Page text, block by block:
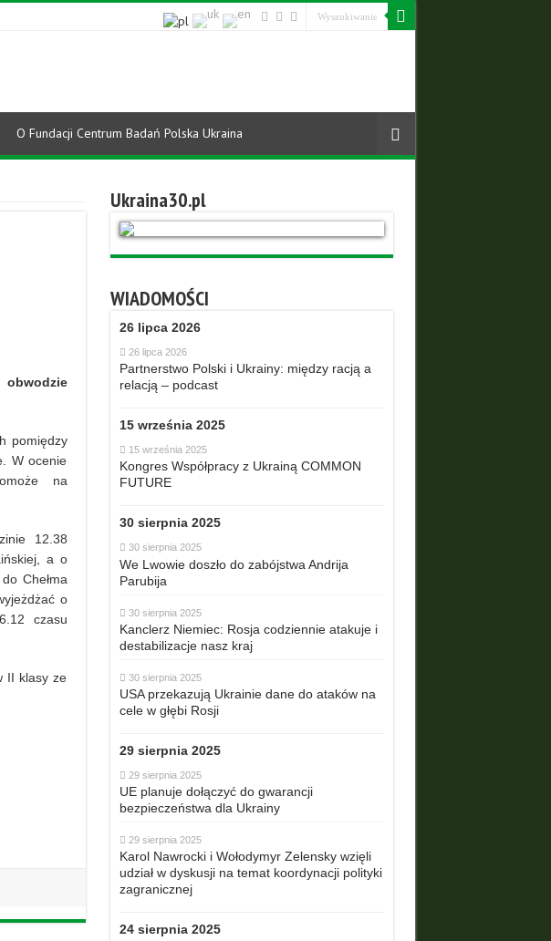
O Fundacji Centrum Badań Polska Ukraina
obwodzie
pomiędzy
W ocenie
na
12.38
a o
Chełma
o
czasu
II klasy ze
Ukraina30.pl
WIADOMOŚCI
26 lipca 2026
26 lipca 2026
Partnerstwo Polski i Ukrainy: między racją a
relacją – podcast
15 września 2025
15 września 2025
Kongres Współpracy z Ukrainą COMMON
FUTURE
30 sierpnia 2025
30 sierpnia 2025
We Lwowie doszło do zabójstwa Andrija
Parubija
30 sierpnia 2025
Kanclerz Niemiec: Rosja codziennie atakuje i
destabilizacje nasz kraj
30 sierpnia 2025
USA przekazują Ukrainie dane do ataków na
cele w głębi Rosji
29 sierpnia 2025
29 sierpnia 2025
UE planuje dołączyć do gwarancji
bezpieczeństwa dla Ukrainy
29 sierpnia 2025
Karol Nawrocki i Wołodymyr Zelensky wzięli
udział w dyskusji na temat koordynacji polityki
zagranicznej
24 sierpnia 2025